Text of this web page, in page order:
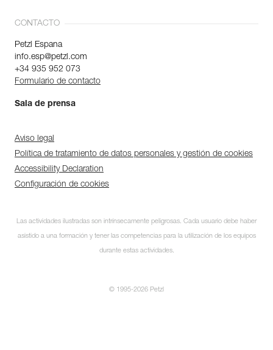
CONTACTO
Petzl Espana
info.esp@petzl.com
+34 935 952 073
Formulario de contacto
Sala de prensa
Aviso legal
Política de tratamiento de datos personales y gestión de cookies
Accessibility Declaration
Configuración de cookies
Las actividades ilustradas son intrínsecamente peligrosas. Cada usuario debe haber
asistido a una formación y tener las competencias para la utilización de los equipos
durante estas actividades.
© 1995-2026 Petzl